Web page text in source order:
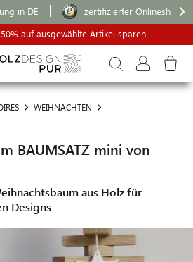
in DE
zertifizierter Onlineshop
50% auf ausgewählte Artikel sparen
WEIHNACHTEN
BAUMSATZ mini von
aus Holz für
Designs